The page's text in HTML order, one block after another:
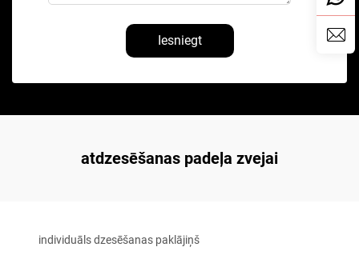
Iesniegt
atdzesēšanas padeļa zvejai
individuāls dzesēšanas paklājiņš